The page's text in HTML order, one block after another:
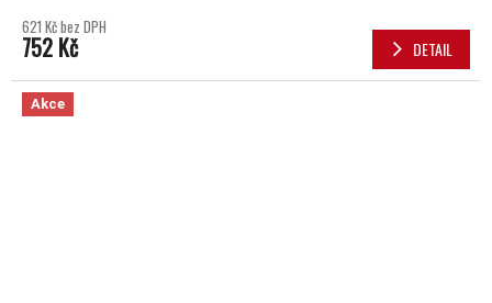
621 Kč bez DPH
752 Kč DETAIL
Akce